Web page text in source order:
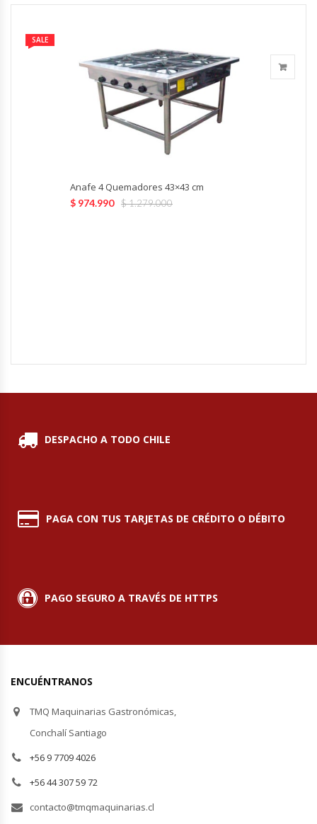
Hervidores / Percoladores
Hornos A Piso Y Pizzeros
Hornos Turbos / Convectores
Licuadoras Industriales
Molinillos Para Café
Mural De Lácteos
Ofertas Del Mes
Ollas Arroceras
Ovilladoras – Divisoras De Masa
Peladora De Papas
SALE
Anafe 4 Quemadores 43×43 cm
$1.279.000
$ 974.990
DESPACHO A TODO CHILE
PAGA CON TUS TARJETAS DE CRÉDITO O DÉBITO
PAGO SEGURO A TRAVÉS DE HTTPS
ENCUÉNTRANOS
TMQ Maquinarias Gastronómicas,
Conchalí Santiago
+56 9 7709 4026
+56 44 307 59 72
contacto@tmqmaquinarias.cl